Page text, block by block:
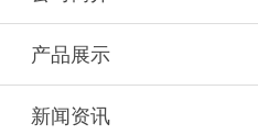
产品展示
新闻资讯